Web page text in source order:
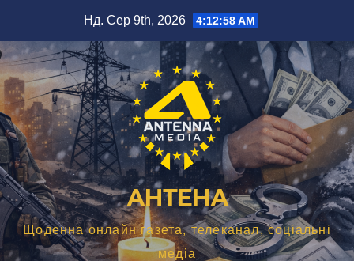
вмісту
Нд. Сер 9th, 2026 4:12:59 AM
АНТЕНА
Щоденна онлайн газета, телеканал, соціальні
медіа